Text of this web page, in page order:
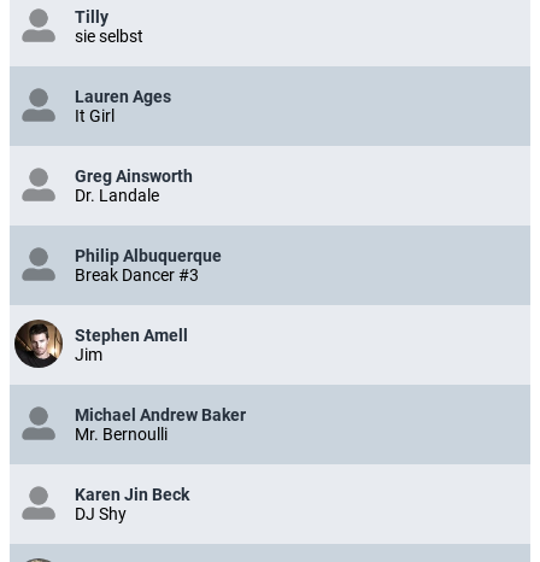
Tilly
sie selbst
Lauren Ages
It Girl
Greg Ainsworth
Dr. Landale
Philip Albuquerque
Break Dancer #3
Stephen Amell
Jim
Michael Andrew Baker
Mr. Bernoulli
Karen Jin Beck
DJ Shy